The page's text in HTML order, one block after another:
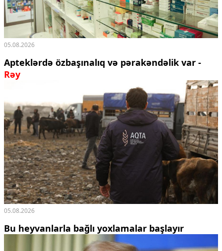
05.08.2026
Apteklərdə özbaşınalıq və pərakəndəlik var -
Rəy
05.08.2026
Bu heyvanlarla bağlı yoxlamalar başlayır